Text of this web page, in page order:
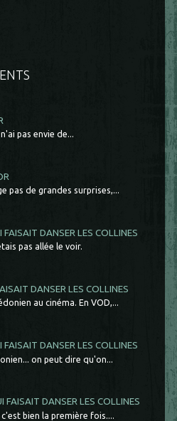
pas envie de...
pas de grandes surprises,...
FAISAIT DANSER LES COLLINES
pas allée le voir.
DANSER LES COLLINES
au cinéma. En VOD,...
FAISAIT DANSER LES COLLINES
on peut dire qu'on...
FAISAIT DANSER LES COLLINES
bien la première fois....